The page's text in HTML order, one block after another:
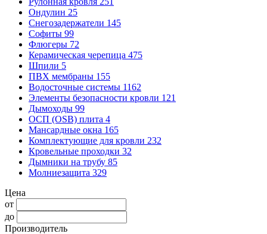
Ондулин 25
Снегозадержатели 145
Софиты 99
Флюгеры 72
Керамическая черепица 475
Шпили 5
ПВХ мембраны 155
Водосточные системы 1162
Элементы безопасности кровли 121
Дымоходы 99
ОСП (OSB) плита 4
Мансардные окна 165
Комплектующие для кровли 232
Кровельные проходки 32
Дымники на трубу 85
Молниезащита 329
Цена
от
до
Производитель